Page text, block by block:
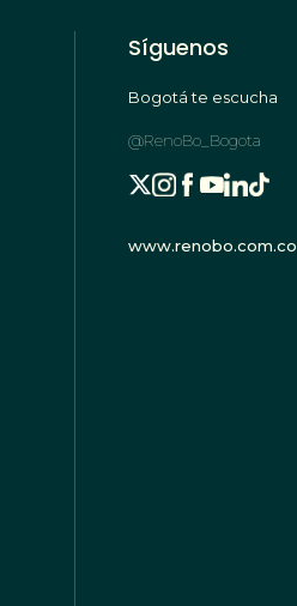
Síguenos
Bogotá te escucha
@RenoBo_Bogota
www.renobo.com.co